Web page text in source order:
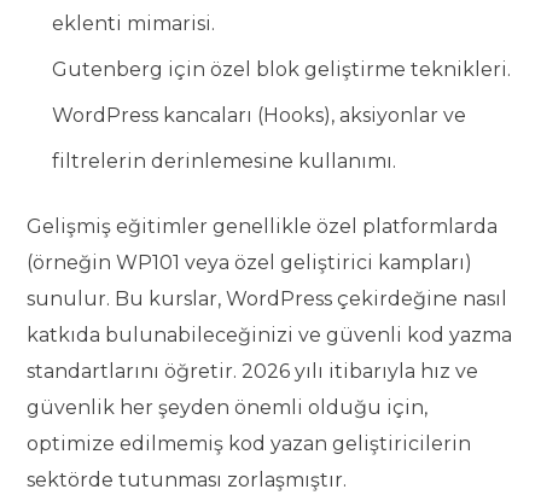
eklenti mimarisi.
Gutenberg için özel blok geliştirme teknikleri.
WordPress kancaları (Hooks), aksiyonlar ve
filtrelerin derinlemesine kullanımı.
Gelişmiş eğitimler genellikle özel platformlarda
(örneğin WP101 veya özel geliştirici kampları)
sunulur. Bu kurslar, WordPress çekirdeğine nasıl
katkıda bulunabileceğinizi ve güvenli kod yazma
standartlarını öğretir. 2026 yılı itibarıyla hız ve
güvenlik her şeyden önemli olduğu için,
optimize edilmemiş kod yazan geliştiricilerin
sektörde tutunması zorlaşmıştır.